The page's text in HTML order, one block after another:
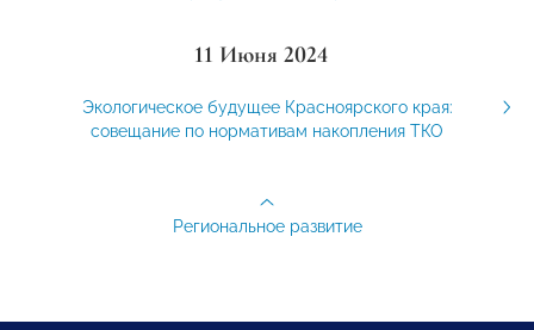
11 Июня 2024
Экологическое будущее Красноярского края:
совещание по нормативам накопления ТКО
Региональное развитие